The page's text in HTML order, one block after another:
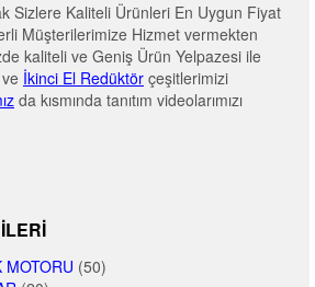
Sizlere Kaliteli Ürünleri En Uygun Fiyat
Müşterilerimize Hizmet vermekten
kaliteli ve Geniş Ürün Yelpazesi ile
İkinci El Redüktör çeşitlerimizi
da kısmında tanıtım videolarımızı
MOTORU (50)